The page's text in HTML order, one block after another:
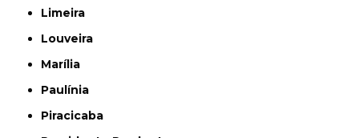
Limeira
Louveira
Marília
Paulínia
Piracicaba